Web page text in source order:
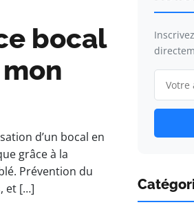
bocal
d’un bocal en
grâce à la
Prévention du
et […]